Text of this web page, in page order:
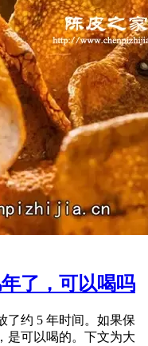
了，可以喝吗
了约 5 年时间。如果保
是可以喝的。下文为大